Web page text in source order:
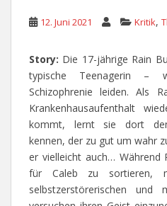
12. Juni 2021 Kritik,
Story: Die 17-jährige Rain
typische Teenagerin –
Schizophrenie leiden. Als
Krankenhausaufenthalt
kommt, lernt sie dort den
kennen, der zu gut um wahr
er vielleicht auch… Während
für Caleb zu sortieren,
selbstzerstörerischen und